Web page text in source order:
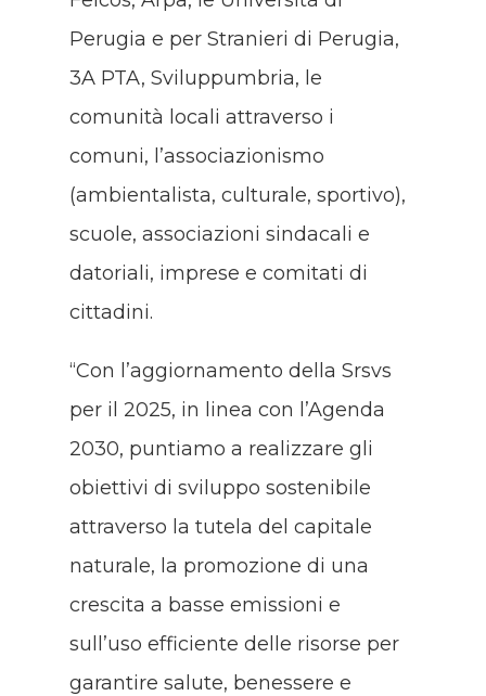
Perugia e per Stranieri di Perugia,
3A PTA, Sviluppumbria, le
comunità locali attraverso i
comuni, l’associazionismo
(ambientalista, culturale, sportivo),
scuole, associazioni sindacali e
datoriali, imprese e comitati di
cittadini.
“Con l’aggiornamento della Srsvs
per il 2025, in linea con l’Agenda
2030, puntiamo a realizzare gli
obiettivi di sviluppo sostenibile
attraverso la tutela del capitale
naturale, la promozione di una
crescita a basse emissioni e
sull’uso efficiente delle risorse per
garantire salute, benessere e